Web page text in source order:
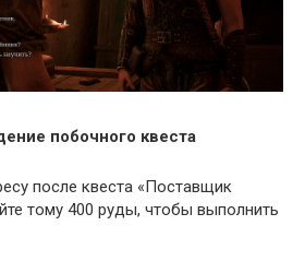
побочного квеста
после квеста «Поставщик
тому 400 руды, чтобы выполнить